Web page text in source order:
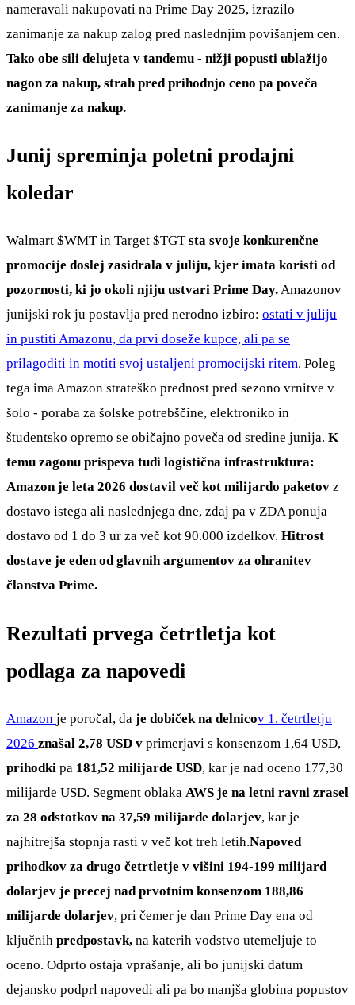
nameravali nakupovati na Prime Day 2025, izrazilo
zanimanje za nakup zalog pred naslednjim povišanjem cen.
Tako obe sili delujeta v tandemu - nižji popusti ublažijo
nagon za nakup, strah pred prihodnjo ceno pa poveča
zanimanje za nakup.
Junij spreminja poletni prodajni
koledar
Walmart $WMTin Target $TGT sta svoje konkurenčne
promocije doslej zasidrala v juliju, kjer imata koristi od
pozornosti, ki jo okoli njiju ustvari Prime Day.Amazonov
junijski rok ju postavlja pred nerodno izbiro: ostati v juliju
in pustiti Amazonu, da prvi doseže kupce, ali pa se
prilagoditi in motiti svoj ustaljeni promocijski ritem. Poleg
tega ima Amazon strateško prednost pred sezono vrnitve v
šolo - poraba za šolske potrebščine, elektroniko in
študentsko opremo se običajno poveča od sredine junija. K
temu zagonu prispeva tudi logistična infrastruktura:
Amazon je leta 2026 dostavil več kot milijardo paketov z
dostavo istega ali naslednjega dne, zdaj pa v ZDA ponuja
dostavo od 1 do 3 ur za več kot 90.000 izdelkov. Hitrost
dostave je eden od glavnih argumentov za ohranitev
članstva Prime.
Rezultati prvega četrtletja kot
podlaga za napovedi
Amazon je poročal, da je dobiček na delnicov 1. četrtletju
2026 znašal 2,78 USD v primerjavi s konsenzom 1,64 USD,
prihodki pa 181,52 milijarde USD, kar je nad oceno 177,30
milijarde USD. Segment oblaka AWS je na letni ravni zrasel
za 28 odstotkov na 37,59 milijarde dolarjev, kar je
najhitrejša stopnja rasti v več kot treh letih.Napoved
prihodkov za drugo četrtletje v višini 194-199 milijard
dolarjev je precej nad prvotnim konsenzom 188,86
milijarde dolarjev, pri čemer je dan Prime Day ena od
ključnih predpostavk, na katerih vodstvo utemeljuje to
oceno. Odprto ostaja vprašanje, ali bo junijski datum
dejansko podprl napovedi ali pa bo manjša globina popustov